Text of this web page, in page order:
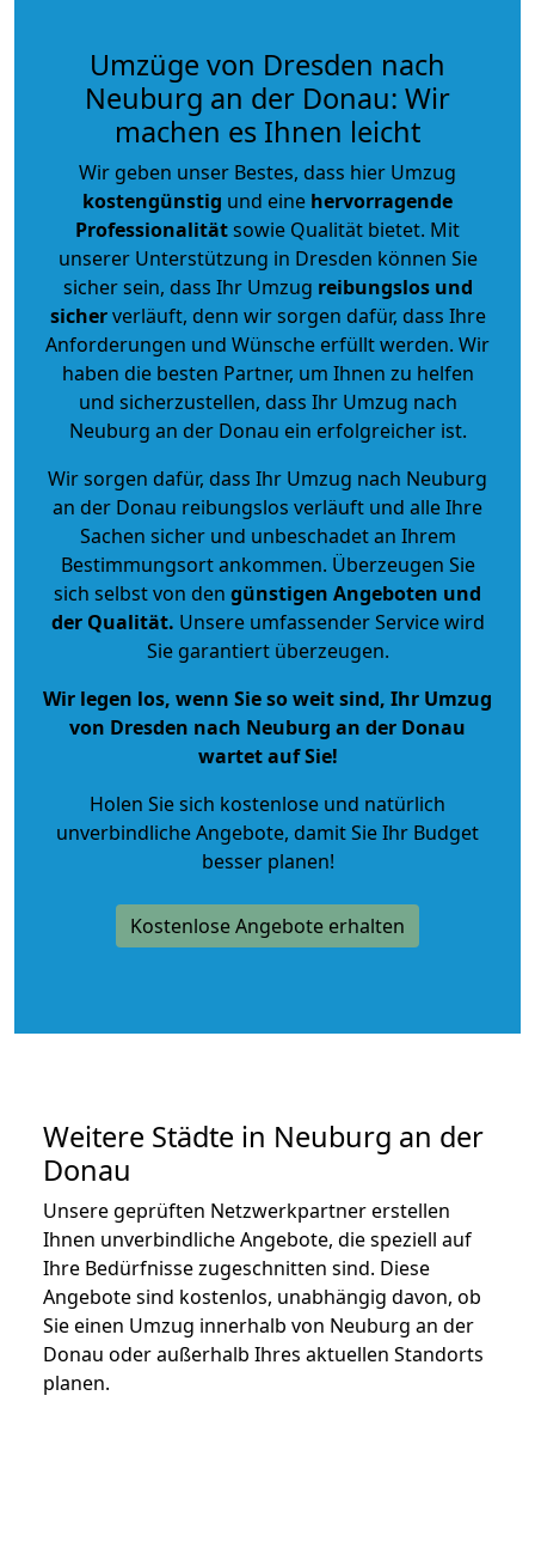
Umzüge von Dresden nach
Neuburg an der Donau: Wir
machen es Ihnen leicht
Wir geben unser Bestes, dass hier Umzug
kostengünstig und eine hervorragende
Professionalitätsowie Qualität bietet. Mit
unserer Unterstützung in Dresden können Sie
sicher sein, dass Ihr Umzug reibungslos und
sicherverläuft, denn wir sorgen dafür, dass Ihre
Anforderungen und Wünsche erfüllt werden. Wir
haben die besten Partner, um Ihnen zu helfen
und sicherzustellen, dass Ihr Umzug nach
Neuburg an der Donau ein erfolgreicher ist.
Wir sorgen dafür, dass Ihr Umzug nach Neuburg
an der Donau reibungslos verläuft und alle Ihre
Sachen sicher und unbeschadet an Ihrem
Bestimmungsort ankommen. Überzeugen Sie
sich selbst von den günstigen Angeboten und
der Qualität. Unsere umfassender Service wird
Sie garantiert überzeugen.
Wir legen los, wenn Sie so weit sind, Ihr Umzug
von Dresden nach Neuburg an der Donau
wartet auf Sie!
Holen Sie sich kostenlose und natürlich
unverbindliche Angebote, damit Sie Ihr Budget
besser planen!
Kostenlose Angebote erhalten
Weitere Städte in Neuburg an der
Donau
Unsere geprüften Netzwerkpartner erstellen
Ihnen unverbindliche Angebote, die speziell auf
Ihre Bedürfnisse zugeschnitten sind. Diese
Angebote sind kostenlos, unabhängig davon, ob
Sie einen Umzug innerhalb von Neuburg an der
Donau oder außerhalb Ihres aktuellen Standorts
planen.